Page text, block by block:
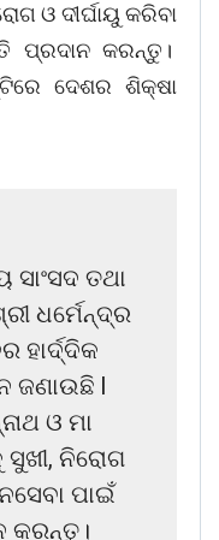
ଓ ଦୀର୍ଘାୟୁ କରିବା
ପ୍ରଦାନ କରନ୍ତୁ।
ଦେଶର ଶିକ୍ଷା
ତଥା
ଧର୍ମେନ୍ଦ୍ର
ହାର୍ଦ୍ଦିକ
ଜଣାଉଛି l
ଓ ମା
ନିରୋଗ
ପାଇଁ
କରନ୍ତୁ।